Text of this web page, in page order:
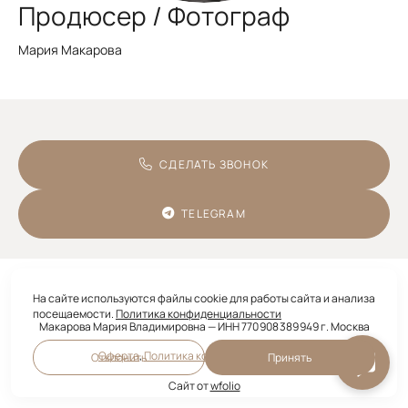
Продюсер / Фотограф
Мария Макарова
СДЕЛАТЬ ЗВОНОК
TELEGRAM
Макарова Мария Владимировна — ИНН 770 908 389 949 г. Москва
Оферта,Политика конфиденциальности
Сайт отwfolio
На сайте используются файлы cookie для работы сайта и анализа
посещаемости.Политика конфиденциальности
Отклонить Принять